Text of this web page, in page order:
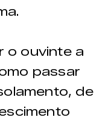
o ouvinte a
passar
de